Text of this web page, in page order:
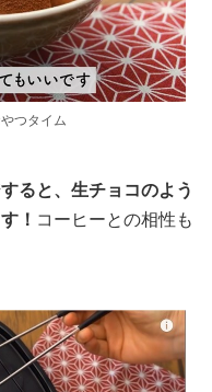
つタイム
ると、生チョコのよう
！ コーヒーとの相性も